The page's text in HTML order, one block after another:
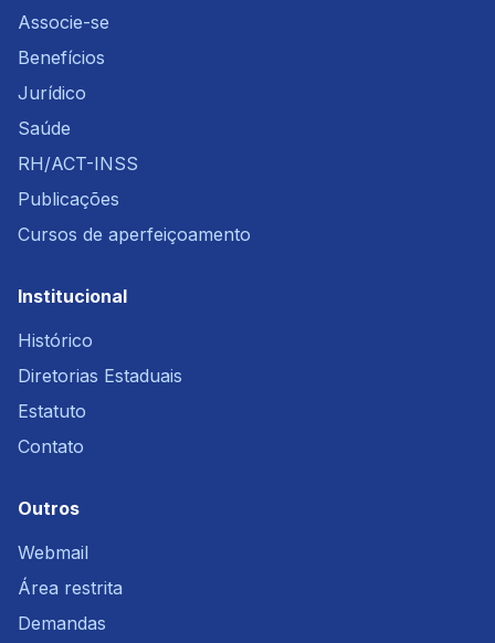
Associe-se
Benefícios
Jurídico
Saúde
RH/ACT-INSS
Publicações
Cursos de aperfeiçoamento
Institucional
Histórico
Diretorias Estaduais
Estatuto
Contato
Outros
Webmail
Área restrita
Demandas